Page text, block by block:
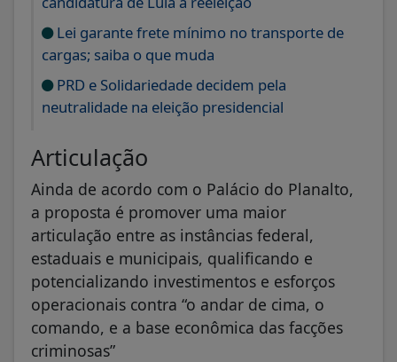
Lei garante frete mínimo no transporte de
cargas; saiba o que muda
PRD e Solidariedade decidem pela
neutralidade na eleição presidencial
Articulação
Ainda de acordo com o Palácio do Planalto,
a proposta é promover uma maior
articulação entre as instâncias federal,
estaduais e municipais, qualificando e
potencializando investimentos e esforços
operacionais contra “o andar de cima, o
comando, e a base econômica das facções
criminosas”